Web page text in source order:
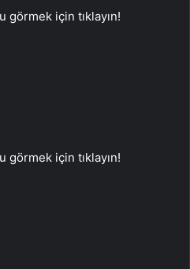
için tıklayın!
için tıklayın!